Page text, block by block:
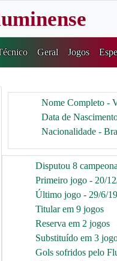
Geral Jogos
Nome Completo -
Data de
Nacionalidade -
Disputou 8
Primeiro jogo - 20/
Último jogo - 29/6/
Titular em 9 jogos
Reserva em 2 jogos
Substituído em 3
Gols sofridos pelo